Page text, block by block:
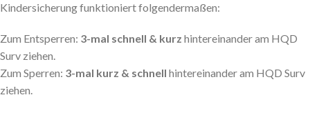
Kindersicherung funktioniert folgendermaßen:
Zum Entsperren: 3-mal schnell & kurz hintereinander am HQD
Surv ziehen.
Zum Sperren: 3-mal kurz & schnell hintereinander am HQD Surv
ziehen.